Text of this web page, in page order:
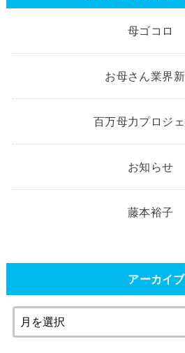
母ゴコロ
お母さん業界
百万母力プロジェ
お知らせ
藤本裕子
アーカイブ